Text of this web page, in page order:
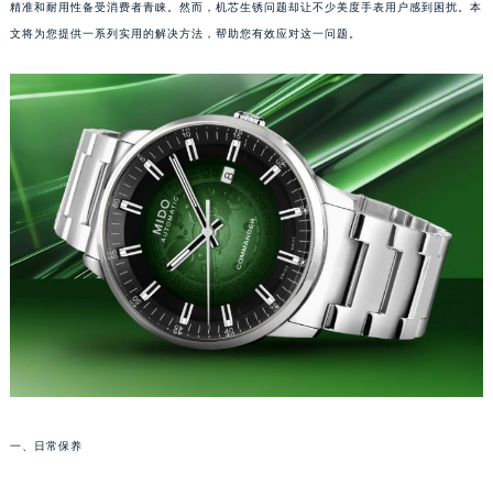
精准和耐用性备受消费者青睐。然而，机芯生锈问题却让不少美度手表用户感到困扰。本
文将为您提供一系列实用的解决方法，帮助您有效应对这一问题。
一、日常保养